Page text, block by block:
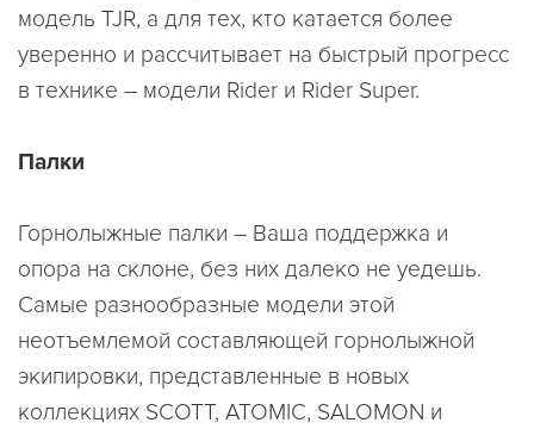
модель TJR, а для тех, кто катается более
уверенно и рассчитывает на быстрый прогресс
в технике – модели Rider и Rider Super.
Палки
Горнолыжные палки – Ваша поддержка и
опора на склоне, без них далеко не уедешь.
Самые разнообразные модели этой
неотъемлемой составляющей горнолыжной
экипировки, представленные в новых
коллекциях SCOTT, ATOMIC, SALOMON и